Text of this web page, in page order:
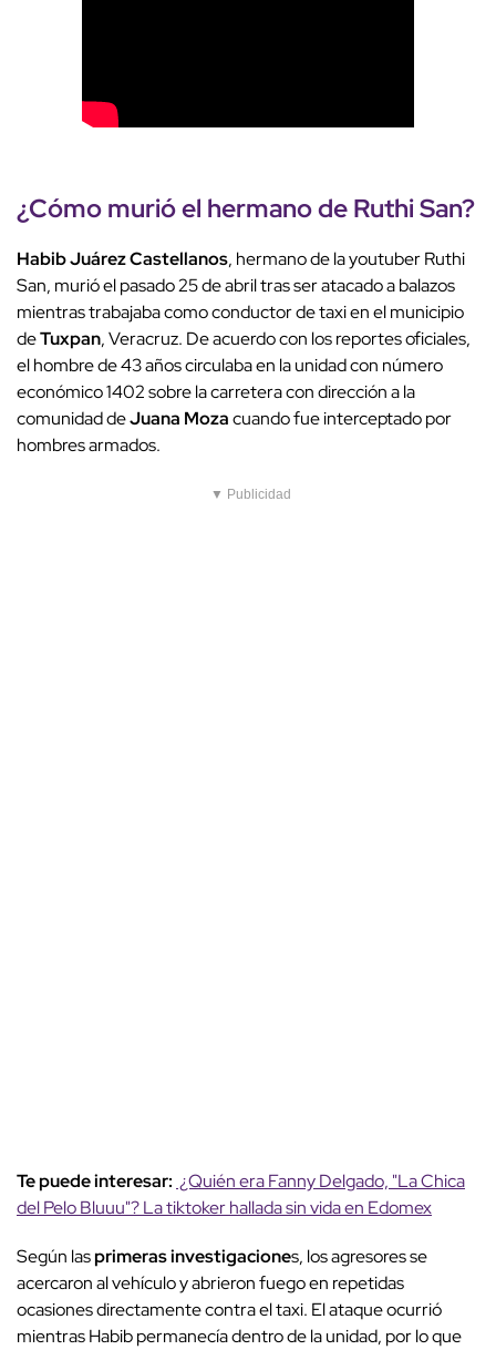
¿Cómo murió el hermano de Ruthi San?
Habib Juárez Castellanos, hermano de la youtuber Ruthi
San, murió el pasado 25 de abril tras ser atacado a balazos
mientras trabajaba como conductor de taxi en el municipio
deTuxpan, Veracruz. De acuerdo con los reportes oficiales,
el hombre de 43 años circulaba en la unidad con número
económico 1402 sobre la carretera con dirección a la
comunidad deJuana Mozacuando fue interceptado por
hombres armados.
▼ Publicidad
Te puede interesar: ¿Quién era Fanny Delgado, "La Chica
del Pelo Bluuu"? La tiktoker hallada sin vida en Edomex
Según lasprimeras investigaciones, los agresores se
acercaron al vehículo y abrieron fuego en repetidas
ocasiones directamente contra el taxi. El ataque ocurrió
mientras Habib permanecía dentro de la unidad, por lo que